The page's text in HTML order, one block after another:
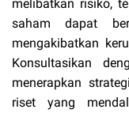
melibatkan risiko,
saham dapat
mengakibatkan
Konsultasikan
menerapkan
riset yang